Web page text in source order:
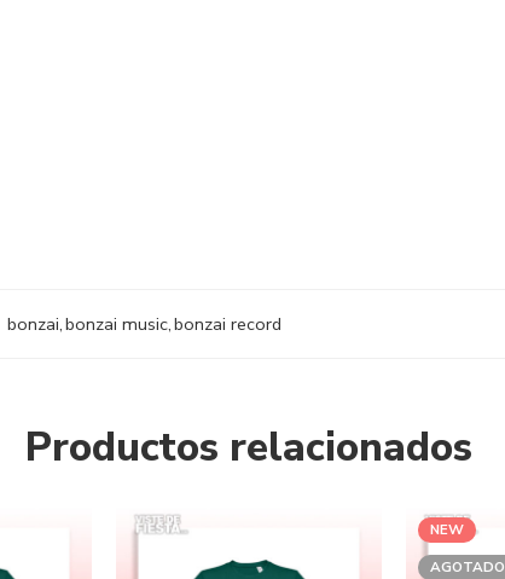
bonzai,bonzai music,bonzai record
Productos relacionados
NEW
AGOTADO